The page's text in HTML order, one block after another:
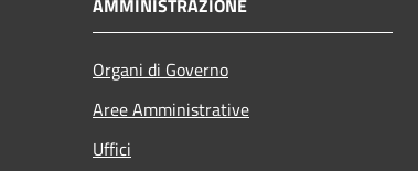
Organi di Governo
Aree Amministrative
Uffici